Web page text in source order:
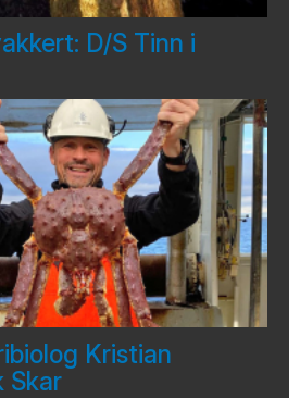
D/S Tinn i
Kristian
Skar